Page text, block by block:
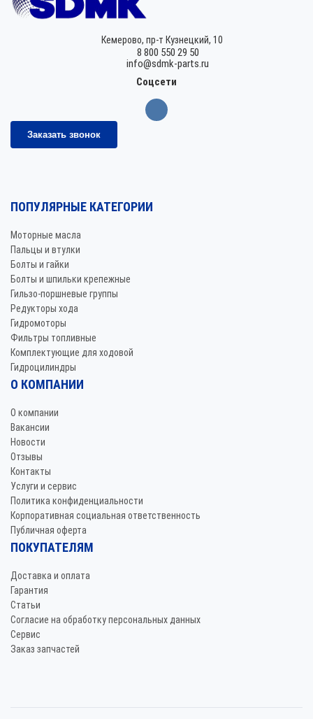
Кемерово, пр-т Кузнецкий, 10
8 800 550 29 50
info@sdmk-parts.ru
Соцсети
Заказать звонок
ПОПУЛЯРНЫЕ КАТЕГОРИИ
Моторные масла
Пальцы и втулки
Болты и гайки
Болты и шпильки крепежные
Гильзо-поршневые группы
Редукторы хода
Гидромоторы
Фильтры топливные
Комплектующие для ходовой
Гидроцилиндры
О КОМПАНИИ
О компании
Вакансии
Новости
Отзывы
Контакты
Услуги и сервис
Политика конфиденциальности
Корпоративная социальная ответственность
Публичная оферта
ПОКУПАТЕЛЯМ
Доставка и оплата
Гарантия
Статьи
Согласие на обработку персональных данных
Сервис
Заказ запчастей